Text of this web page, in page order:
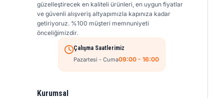
güzelleştirecek en kaliteli ürünleri, en uygun fiyatlar
ve güvenli alışveriş altyapımızla kapınıza kadar
getiriyoruz. %100 müşteri memnuniyeti
önceliğimizdir.
Çalışma Saatlerimiz
Pazartesi - Cuma09:00 - 16:00
Kurumsal